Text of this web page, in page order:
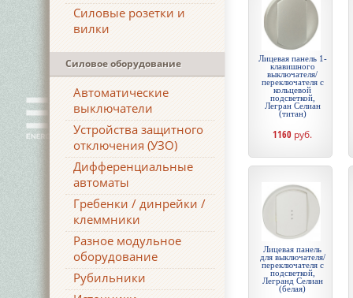
Силовые розетки и
вилки
Силовое оборудование
Автоматические
выключатели
Устройства защитного
отключения (УЗО)
Дифференциальные
автоматы
Гребенки / динрейки /
клеммники
Разное модульное
оборудование
Рубильники
Лицевая панель 1-
клавишного
выключателя/
переключателя с
кольцевой
подсветкой,
Легран Селиан
(титан)
1160 руб.
Лицевая панель
для выключателя/
переключателя с
подсветкой,
Легранд Селиан
(белая)